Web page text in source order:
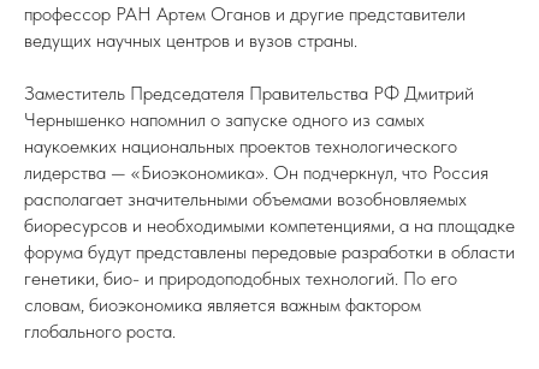
профессор РАН Артем Оганов и другие представители
ведущих научных центров и вузов страны.
Заместитель Председателя Правительства РФ Дмитрий
Чернышенко напомнил о запуске одного из самых
наукоемких национальных проектов технологического
лидерства — «Биоэкономика». Он подчеркнул, что Россия
располагает значительными объемами возобновляемых
биоресурсов и необходимыми компетенциями, а на площадке
форума будут представлены передовые разработки в области
генетики, био- и природоподобных технологий. По его
словам, биоэкономика является важным фактором
глобального роста.